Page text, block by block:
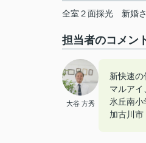
全室２面採光 新婚
担当者のコメン
大谷 方秀
新快速の
マルアイ
氷丘南小
加古川